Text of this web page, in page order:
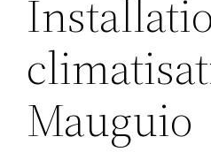
Mauguio